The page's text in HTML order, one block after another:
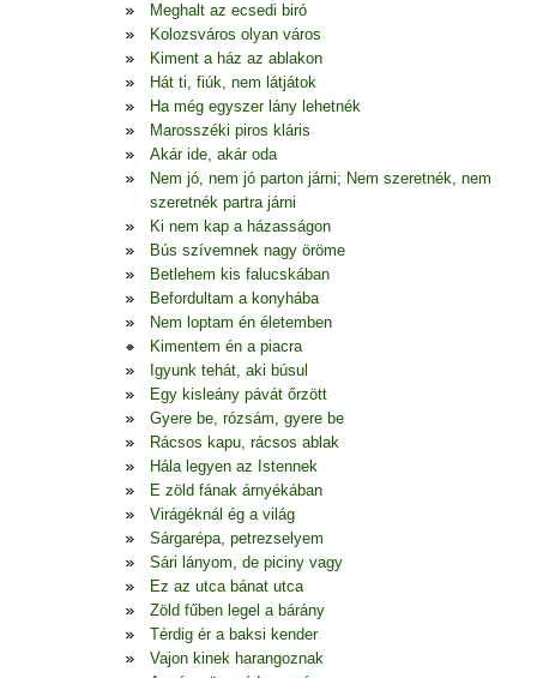
Meghalt az ecsedi biró
Kolozsváros olyan város
Kiment a ház az ablakon
Hát ti, fiúk, nem látjátok
Ha még egyszer lány lehetnék
Marosszéki piros kláris
Akár ide, akár oda
Nem jó, nem jó parton járni; Nem szeretnék, nem
szeretnék partra járni
Ki nem kap a házasságon
Bús szívemnek nagy öröme
Betlehem kis falucskában
Befordultam a konyhába
Nem loptam én életemben
Kimentem én a piacra
Igyunk tehát, aki búsul
Egy kisleány pávát őrzött
Gyere be, rózsám, gyere be
Rácsos kapu, rácsos ablak
Hála legyen az Istennek
E zöld fának árnyékában
Virágéknál ég a világ
Sárgarépa, petrezselyem
Sári lányom, de piciny vagy
Ez az utca bánat utca
Zöld fűben legel a bárány
Térdig ér a baksi kender
Vajon kinek harangoznak